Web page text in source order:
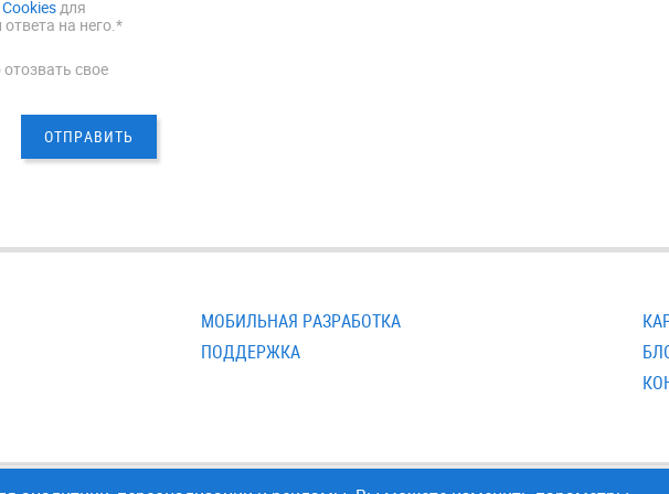
для
на него.*
свое
МОБИЛЬНАЯ РАЗРАБОТКА
ПОДДЕРЖКА